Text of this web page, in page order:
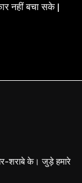
नहीं बचा सके |
शराबे के। जुड़े हमारे